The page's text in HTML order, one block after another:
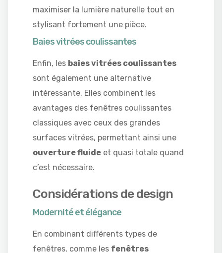
maximiser la lumière naturelle tout en
stylisant fortement une pièce.
Baies vitrées coulissantes
Enfin, les baies vitrées coulissantes
sont également une alternative
intéressante. Elles combinent les
avantages des fenêtres coulissantes
classiques avec ceux des grandes
surfaces vitrées, permettant ainsi une
ouverture fluide et quasi totale quand
c’est nécessaire.
Considérations de design
Modernité et élégance
En combinant différents types de
fenêtres, comme les fenêtres